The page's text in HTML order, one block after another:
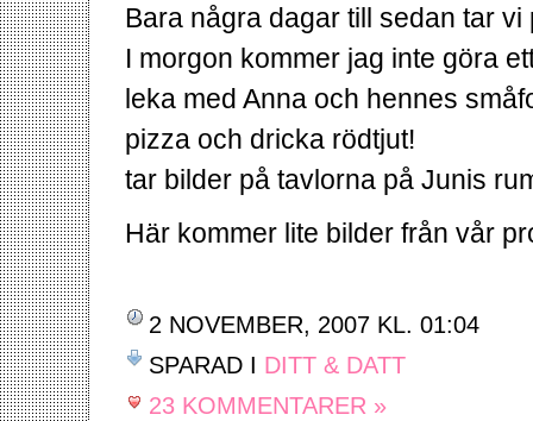
Bara några dagar till sedan tar vi
I morgon kommer jag inte göra
leka med Anna och hennes
pizza och dricka rödtjut!
tar bilder på tavlorna på Junis
Här kommer lite bilder från vår
2 NOVEMBER, 2007 KL. 01:04
SPARAD I DITT & DATT
23 KOMMENTARER »